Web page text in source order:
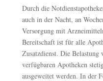
Durch die
auch in der Nacht, an
Versorgung mit
Bereitschaft ist für alle
Zusatzdienst. Die
verfügbaren Apotheken
ausgeweitet werden. In der